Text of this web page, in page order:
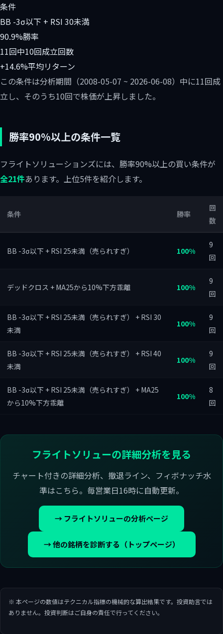
条件
BB -3σ以下 + RSI 30未満
90.9%勝率
11回中10回成立回数
+14.6%平均リターン
この条件は分析期間（2008-05-07 ~ 2026-06-08）中に11回成
立し、そのうち10回で株価が上昇しました。
勝率90%以上の条件一覧
フライトソリューションズには、勝率90%以上の買い条件が
全21件あります。上位5件を紹介します。
条件 勝率
回
数
BB -3σ以下 + RSI 25未満（売られすぎ） 100%
9
回
デッドクロス + MA25から10%下方乖離 100%
9
回
BB -3σ以下 + RSI 25未満（売られすぎ） + RSI 30
未満
100%
9
回
BB -3σ以下 + RSI 25未満（売られすぎ） + RSI 40
未満
100%
9
回
BB -3σ以下 + RSI 25未満（売られすぎ） + MA25
から10%下方乖離
100%
8
回
フライトソリューの詳細分析を見る
チャート付きの詳細分析、撤退ライン、フィボナッチ水
準はこちら。毎営業日16時に自動更新。
→ フライトソリューの分析ページ
→ 他の銘柄を診断する（トップページ）
※ 本ページの数値はテクニカル指標の機械的な算出結果です。投資助言では
ありません。投資判断はご自身の責任で行ってください。